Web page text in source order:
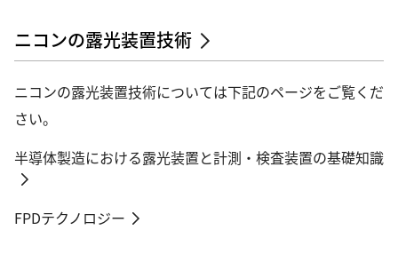
ニコンの露光装置技術
ニコンの露光装置技術については下記のページをご覧くだ
さい。
半導体製造における露光装置と計測・検査装置の基礎知識
FPDテクノロジー